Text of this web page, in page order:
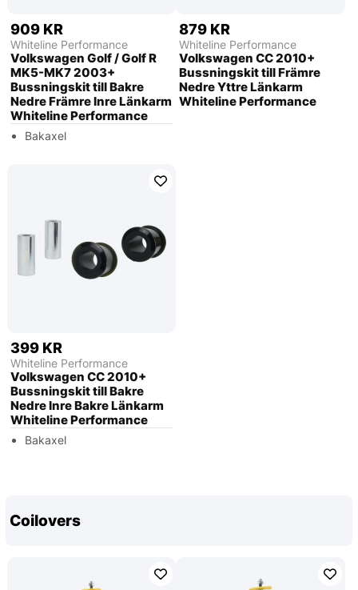
909 KR
Whiteline Performance
Volkswagen Golf / Golf R
MK5-MK7 2003+
Bussningskit till Bakre
Nedre Främre Inre Länkarm
Whiteline Performance
Bakaxel
879 KR
Whiteline Performance
Volkswagen CC 2010+
Bussningskit till Främre
Nedre Yttre Länkarm
Whiteline Performance
399 KR
Whiteline Performance
Volkswagen CC 2010+
Bussningskit till Bakre
Nedre Inre Bakre Länkarm
Whiteline Performance
Bakaxel
Coilovers